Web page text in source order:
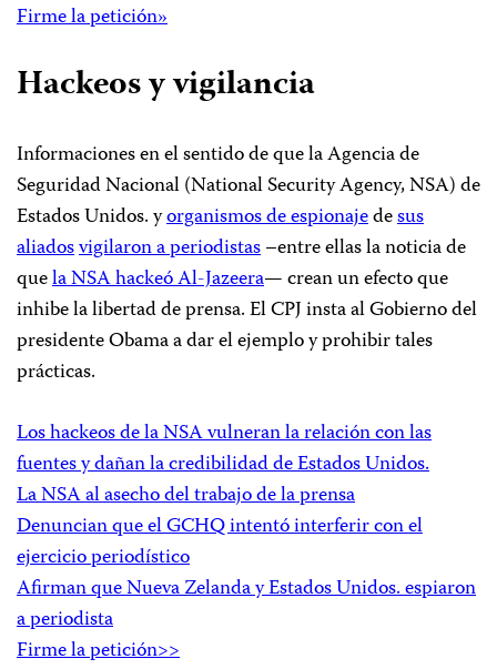
Firme la petición»
Hackeos y vigilancia
Informaciones en el sentido de que la Agencia de
Seguridad Nacional (National Security Agency, NSA) de
Estados Unidos. yorganismos de espionajedesus
aliadosvigilaron a periodistas–entre ellas la noticia de
quela NSA hackeó Al-Jazeera— crean un efecto que
inhibe la libertad de prensa. El CPJ insta al Gobierno del
presidente Obama a dar el ejemplo y prohibir tales
prácticas.
Los hackeos de la NSA vulneran la relación con las
fuentes y dañan la credibilidad de Estados Unidos.
La NSA al asecho del trabajo de la prensa
Denuncian que el GCHQ intentó interferir con el
ejercicio periodístico
Afirman que Nueva Zelanda y Estados Unidos. espiaron
a periodista
Firme la petición>>